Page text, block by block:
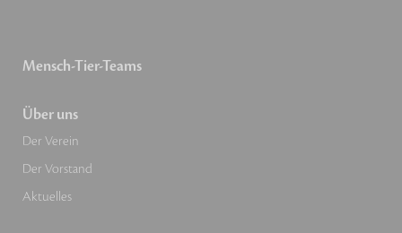
Mensch-Tier-Teams
Über uns
Der Verein
Der Vorstand
Aktuelles